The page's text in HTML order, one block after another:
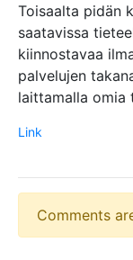
Toisaalta pidän
saatavissa
kiinnostavaa
palvelujen
laittamalla omia
Link
Comments